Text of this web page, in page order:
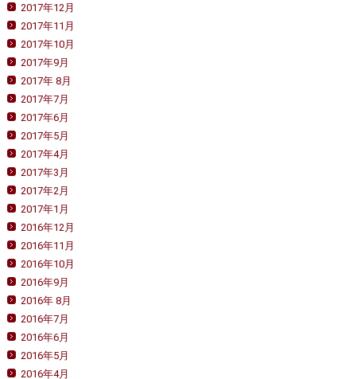
2017年12月
2017年11月
2017年10月
2017年9月
2017年 8月
2017年7月
2017年6月
2017年5月
2017年4月
2017年3月
2017年2月
2017年1月
2016年12月
2016年11月
2016年10月
2016年9月
2016年 8月
2016年7月
2016年6月
2016年5月
2016年4月